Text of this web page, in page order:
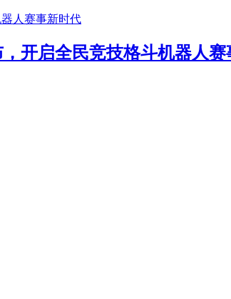
开启全民竞技格斗机器人赛